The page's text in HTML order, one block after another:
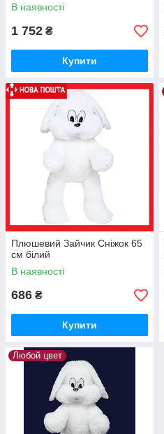
В наявності
1 752 ₴
Купити
Плюшевий Зайчик Сніжок 65
см білий
В наявності
686 ₴
Купити
Любой цвет